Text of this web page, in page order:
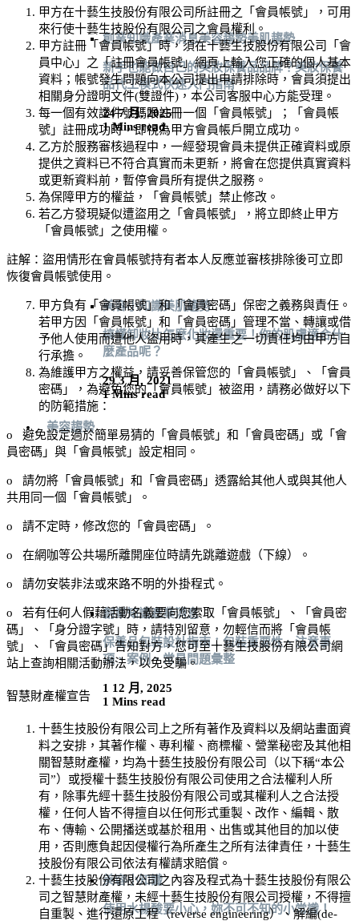
創業知識產業消息美容趨勢美肌趨勢
新手也能做自己的美妝保養品品牌？美妝保養
品代工模式快速入門指南
24 7 月, 2025
1 Mins read
美容小知識美肌趨勢
搞懂卸妝比怎麼化妝還重要！你的肌膚適合什
麼產品呢？
29 3 月, 2021
1 Mins read
美容趨勢
創業知識產業消息
保養品包裝設計指南：包裝重要性、注意事
項、案例、常見問題彙整
1 12 月, 2025
1 Mins read
美容小知識
使用水楊酸要小心，妳不可不知的小常識！
甲方在十藝生技股份有限公司 所註冊之「會員帳號」，可用
來行使十藝生技股份有限公司之會員權利。
甲方註冊「會員帳號」時，須在十藝生技股份有限公司
「會
員中心」之「註冊會員帳號」網頁上輸入您正確的個人基本
資料；帳號發生問題向本公司提出申請排除時，會員須提出
相關身分證明文件(雙證件)，本公司客服中心方能受理。
每一個有效證件號碼限註冊一個「會員帳號」；「會員帳
號」註冊成功時，即視為甲方會員帳戶開立成功。
乙方於服務審核過程中，一經發現會員未提供正確資料或原
提供之資料已不符合真實而未更新，將會在您提供真實資料
或更新資料前，暫停會員所有提供之服務。
為保障甲方的權益，「會員帳號」禁止修改。
若乙方發現疑似遭盜用之「會員帳號」，將立即終止甲方
「會員帳號」之使用權。
註解：盜用情形在會員帳號持有者本人反應並審核排除後可立即
恢復會員帳號使用。
甲方負有「會員帳號」和「會員密碼」保密之義務與責任。
若甲方因「會員帳號」和「會員密碼」管理不當、轉讓或借
予他人使用而遭他人盜用時，其產生之一切責任均由甲方自
行承擔。
為維護甲方之權益，請妥善保管您的「會員帳號」、「會員
密碼」，為避免您的「會員帳號」被盜用，請務必做好以下
的防範措施：
o
避免設定過於簡單易猜的「會員帳號」和「會員密碼」或「會
員密碼」與「會員帳號」設定相同。
o
請勿將「會員帳號」和「會員密碼」透露給其他人或與其他人
共用同一個「會員帳號」。
o 請不定時，修改您的「會員密碼」。
o 在網咖等公共場所離開座位時請先跳離遊戲（下線）。
o 請勿安裝非法或來路不明的外掛程式。
o
若有任何人假藉活動名義要向您索取「會員帳號」、「會員密
碼」、「身分證字號」時，請特別留意，勿輕信而將「會員帳
號」、「會員密碼」告知對方，您可至十藝生技股份有限公司網
站上查詢相關活動辦法，以免受騙。
智慧財產權宣告
十藝生技股份有限公司
上之所有著作及資料以及網站畫面資
料之安排，其著作權、專利權、商標權、營業秘密及其他相
關智慧財產權，均為十藝生技股份有限公司
（以下稱“本公
司”）或授權十藝生技股份有限公司 使用之合法權利人所
有，除事先經十藝生技股份有限公司 或其權利人之合法授
權，任何人皆不得擅自以任何形式重製、改作、編輯、散
布、傳輸、公開播送或基於租用、出售或其他目的加以使
用，否則應負起因侵權行為所產生之所有法律責任， 十藝生
技股份有限公司 依法有權請求賠償。
十藝生技股份有限公司之內容及程式為十藝生技股份有限公
司 之智慧財產權，未經十藝生技股份有限公司 授權，不得擅
自重製、進行還原工程（reverse engineering）、解編(de-